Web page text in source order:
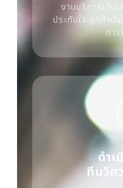
งานบริการเป็น
ประทับใจ ลูกค้ามั่น
การ
ดำเ
ทีมวิศ